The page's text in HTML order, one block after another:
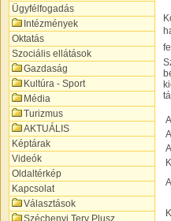
Ügyfélfogadás
Intézmények
Oktatás
Szociális ellátások
Gazdaság
Kultúra - Sport
Média
Turizmus
AKTUÁLIS
Képtárak
Videók
Oldaltérkép
Kapcsolat
Választások
Széchenyi Terv Plusz